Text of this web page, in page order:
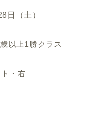
日（土）
以上1勝クラス
・右